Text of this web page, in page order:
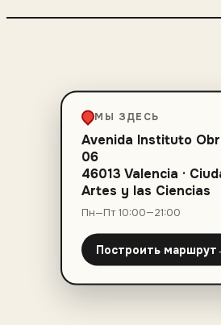
МЫ ЗДЕСЬ
Avenida Instituto
06
46013 Valencia ·
Artes y las Ciencias
Пн—Пт 10:00—21:00
Построить маршрут